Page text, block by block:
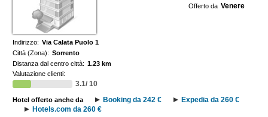
Offerto da Venere
Indirizzo: Via Calata Puolo 1
Città (Zona): Sorrento
Distanza dal centro città: 1.23 km
Valutazione clienti:
3.1/ 10
Hotel offerto anche da Booking da 242 €
Expedia da 260 €
Hotels.com da 260 €